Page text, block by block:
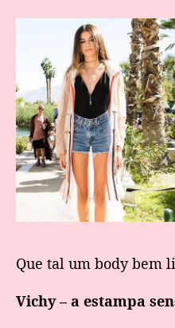
Que tal um body bem
Vichy – a estampa